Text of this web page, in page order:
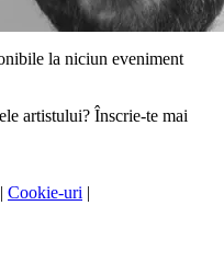
la niciun eveniment
artistului? Înscrie-te mai
| Cookie-uri |